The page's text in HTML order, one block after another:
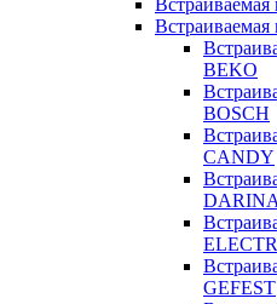
Встраиваемая
BEKO
BOSCH
CANDY
DARINA
GEFEST